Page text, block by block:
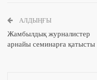
АЛДЫҢҒЫ
Жамбылдық журналистер
арнайы семинарға қатысты